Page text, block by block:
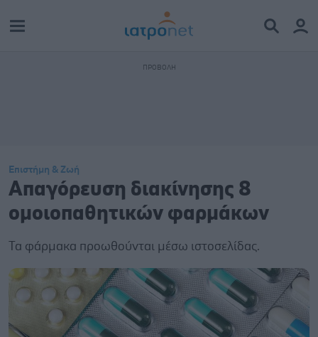
Επιστήμη & Ζωή
Απαγόρευση διακίνησης 8
ομοιοπαθητικών φαρμάκων
Τα φάρμακα προωθούνται μέσω ιστοσελίδας.